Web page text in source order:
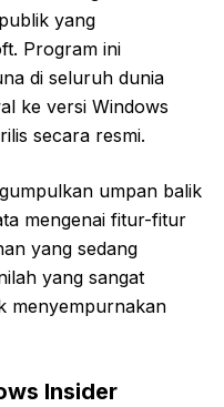
yang
Program ini
di seluruh dunia
ke versi Windows
secara resmi.
umpan balik
mengenai fitur-fitur
yang sedang
yang sangat
menyempurnakan
Insider